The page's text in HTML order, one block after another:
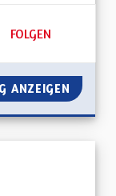
49 FOLLOWER
FOLGEN
CESSER DE
ANZEIGEN